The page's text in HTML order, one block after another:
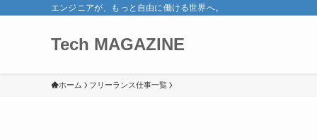
エンジニアが、もっと自由に働ける世界へ。
Tech MAGAZINE
ホーム フリーランス仕事一覧